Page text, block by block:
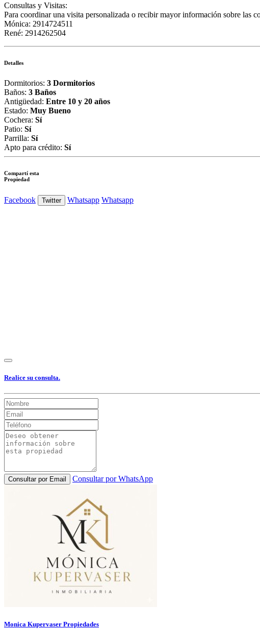
Consultas y Visitas:
Para coordinar una visita personalizada o recibir mayor información sobre las
Mónica: 2914724511
René: 2914262504
Detalles
Dormitorios: 3 Dormitorios
Baños: 3 Baños
Antigüedad: Entre 10 y 20 años
Estado: Muy Bueno
Cochera: Sí
Patio: Sí
Parrilla: Sí
Apto para crédito: Sí
Compartí esta
Propiedad
Facebook Twitter Whatsapp Whatsapp
Realice su consulta.
Consultar por Email Consultar por WhatsApp
Monica Kupervaser Propiedades